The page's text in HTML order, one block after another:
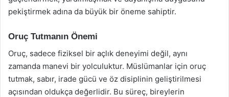
pekiştirmek adına da büyük bir öneme sahiptir.
Oruç Tutmanın Önemi
Oruç, sadece fiziksel bir açlık deneyimi değil, aynı
zamanda manevi bir yolculuktur. Müslümanlar için oruç
tutmak, sabır, irade gücü ve öz disiplinin geliştirilmesi
açısından oldukça değerlidir. Bu süreç, bireylerin